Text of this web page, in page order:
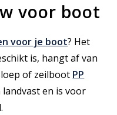
voor boot
voor je boot? Het
is, hangt af van
of zeilboot PP
en is voor